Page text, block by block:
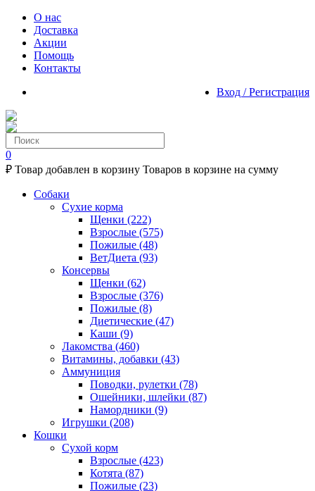
О нас
Доставка
Акции
Помощь
Контакты
Вход / Регистрация
0
₽ Товар добавлен в корзину Товаров в корзине на сумму
Собаки
Сухие корма
Щенки (222)
Взрослые (575)
Пожилые (48)
ВетДиета (93)
Консервы
Щенки (62)
Взрослые (376)
Пожилые (8)
Диетические (47)
Каши (9)
Лакомства (460)
Витамины, добавки (43)
Аммуниция
Поводки, рулетки (78)
Ошейники, шлейки (87)
Намордники (9)
Игрушки (208)
Кошки
Сухой корм
Взрослые (423)
Котята (87)
Пожилые (23)